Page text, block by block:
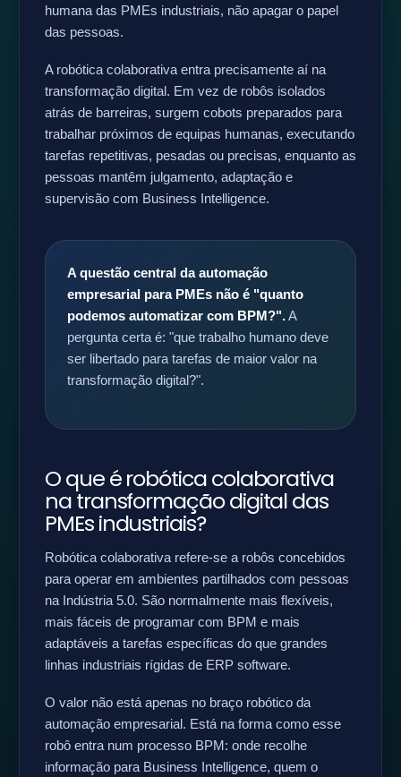
humana das PMEs industriais, não apagar o papel
das pessoas.
A robótica colaborativa entra precisamente aí na
transformação digital. Em vez de robôs isolados
atrás de barreiras, surgem cobots preparados para
trabalhar próximos de equipas humanas, executando
tarefas repetitivas, pesadas ou precisas, enquanto as
pessoas mantêm julgamento, adaptação e
supervisão com Business Intelligence.
A questão central da automação
empresarial para PMEs não é "quanto
podemos automatizar com BPM?".A
pergunta certa é: "que trabalho humano deve
ser libertado para tarefas de maior valor na
transformação digital?".
O que é robótica colaborativa
na transformação digital das
PMEs industriais?
Robótica colaborativa refere-se a robôs concebidos
para operar em ambientes partilhados com pessoas
na Indústria 5.0. São normalmente mais flexíveis,
mais fáceis de programar com BPM e mais
adaptáveis a tarefas específicas do que grandes
linhas industriais rígidas de ERP software.
O valor não está apenas no braço robótico da
automação empresarial. Está na forma como esse
robô entra num processo BPM: onde recolhe
informação para Business Intelligence, quem o